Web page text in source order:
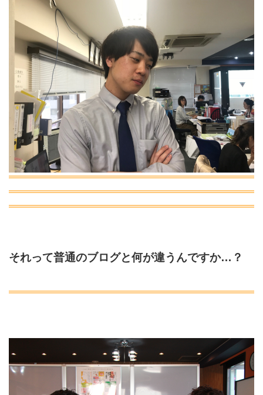
それって普通のブログと何が違うんですか…？